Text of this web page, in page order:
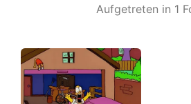
Aufgetreten in 1